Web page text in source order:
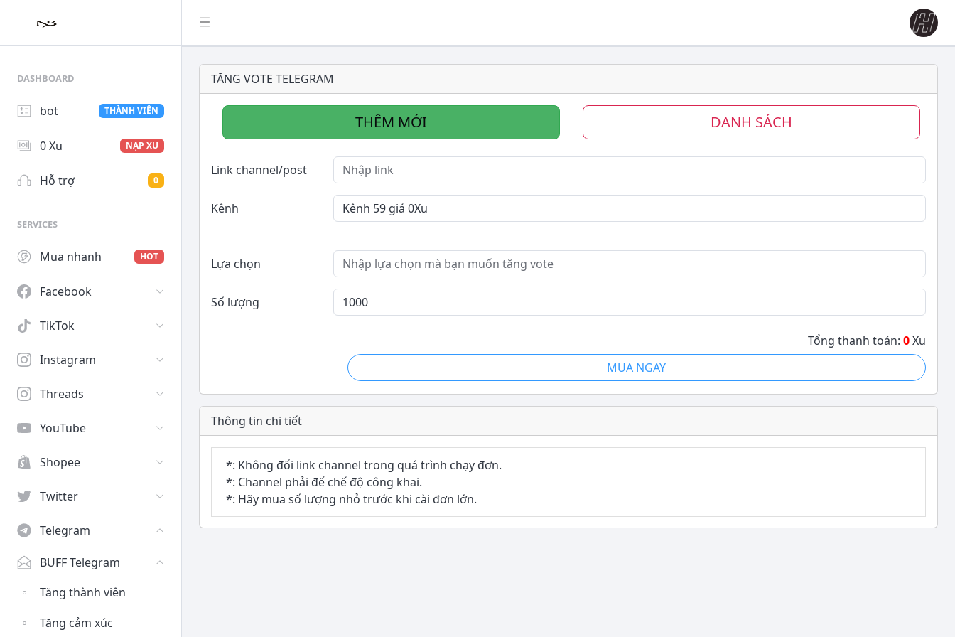
DASHBOARD
bot THÀNH VIÊN
0 Xu NẠP XU
Hỗ trợ 0
SERVICES
Mua nhanh HOT
Facebook
TikTok
Instagram
Threads
YouTube
Shopee
Twitter
Telegram
BUFF Telegram
Tăng thành viên
Tăng cảm xúc
TĂNG VOTE TELEGRAM
THÊM MỚI DANH SÁCH
Link channel/post
Kênh
Lựa chọn
Số lượng
Tổng thanh toán: 0Xu
MUA NGAY
Thông tin chi tiết
*: Không đổi link channel trong quá trình chạy đơn.
*: Channel phải để chế độ công khai.
*: Hãy mua số lượng nhỏ trước khi cài đơn lớn.